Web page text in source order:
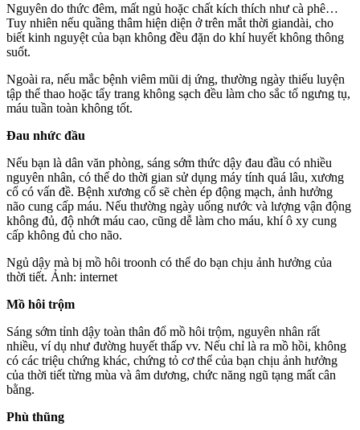
Nguyên do thức đêm, mất ngủ hoặc chất kích thích như cà phê…
Tuy nhiên nếu quầng thâm hiện diện ở trên mắt thời giandài, cho
biết kinh nguyệt của bạn không đều đặn do khí huyết không thông
suốt.
Ngoài ra, nếu mắc bệnh viêm mũi dị ứng, thường ngày thiếu luyện
tập thể thao hoặc tẩy trang không sạch đều làm cho sắc tố ngưng tụ,
máu tuần toàn không tốt.
Đau nhức đầu
Nếu bạn là dân văn phòng, sáng sớm thức dậy đau đầu có nhiều
nguyên nhân, có thể do thời gian sử dụng máy tính quá lâu, xương
cổ có vấn đề. Bệnh xương cổ sẽ chèn ép động mạch, ảnh hưởng
não cung cấp máu. Nếu thường ngày uống nước và lượng vận động
không đủ, độ nhớt máu cao, cũng dễ làm cho máu, khí ô xy cung
cấp không đủ cho não.
Ngủ dậy mà bị mồ hôi troonh có thể do bạn chịu ảnh hưởng của
thời tiết. Ảnh: internet
Mồ hôi trộm
Sáng sớm tỉnh dậy toàn thân đổ mồ hôi trộm, nguyên nhân rất
nhiều, ví dụ như đường huyết thấp vv. Nếu chỉ là ra mồ hồi, không
có các triệu chứng khác, chứng tỏ cơ thể của bạn chịu ảnh hưởng
của thời tiết từng mùa và âm dương, chức năng ngũ tạng mất cân
bằng.
Phù thũng